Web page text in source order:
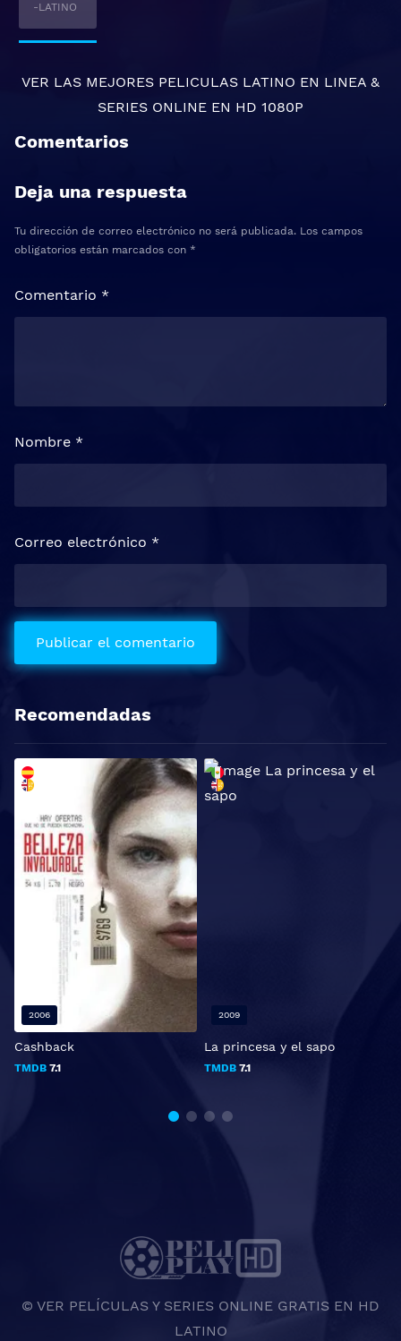
-LATINO
VER LAS MEJORES PELICULAS LATINO EN LINEA &
SERIES ONLINE EN HD 1080P
Comentarios
Deja una respuesta
Tu dirección de correo electrónico no será publicada. Los campos
obligatorios están marcados con *
Comentario *
Nombre *
Correo electrónico *
Recomendadas
Cashback
TMDB 7.1
2006
La princesa y el sapo
TMDB 7.1
2009
© VER PELÍCULAS Y SERIES ONLINE GRATIS EN HD
LATINO